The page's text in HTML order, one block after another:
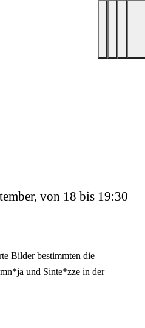
von 18 bis 19:30
Bilder bestimmten die
und Sinte*zze in der